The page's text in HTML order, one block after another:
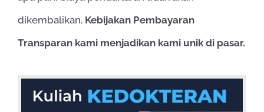
dikembalikan. Kebijakan Pembayaran
Transparan kami menjadikan kami unik di pasar.